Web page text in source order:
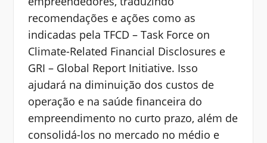
recomendações e ações como as
indicadas pela TFCD – Task Force on
Climate-Related Financial Disclosures e
GRI – Global Report Initiative. Isso
ajudará na diminuição dos custos de
operação e na saúde financeira do
empreendimento no curto prazo, além de
consolidá-los no mercado no médio e